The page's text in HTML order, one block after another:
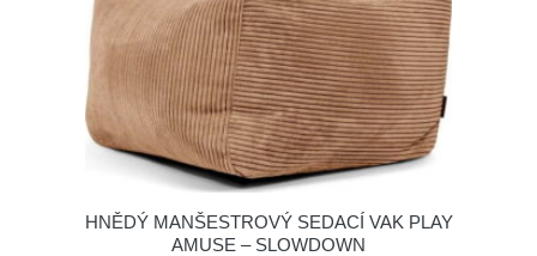
HNĚDÝ MANŠESTROVÝ SEDACÍ VAK PLAY
AMUSE – SLOWDOWN